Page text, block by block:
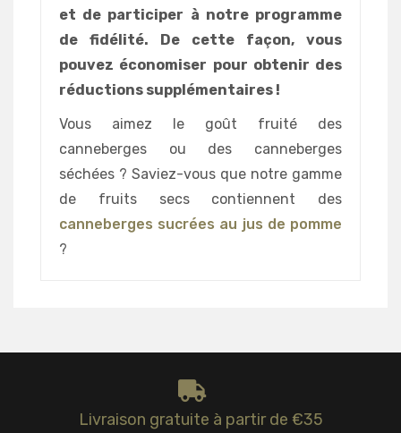
et de participer à notre programme
de fidélité. De cette façon, vous
pouvez économiser pour obtenir des
réductions supplémentaires !
Vous aimez le goût fruité des
canneberges ou des canneberges
séchées ? Saviez-vous que notre gamme
de fruits secs contiennent des
canneberges sucrées au jus de pomme
?
Livraison gratuite à partir de €35